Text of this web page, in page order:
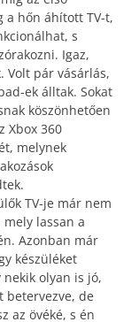
a hőn áhított TV-t,
s
Igaz,
Volt pár vásárlás,
ek álltak. Sokat
köszönhetően
Xbox 360
melynek
TV-je már nem
lassan a
Azonban már
készüléket
olyan is jó,
betervezve, de
az övéké, s én